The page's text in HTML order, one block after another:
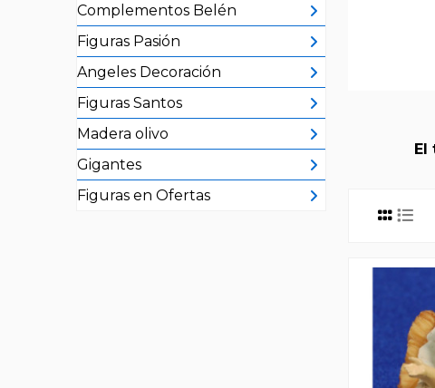
El
Complementos Belén
Figuras Pasión
Angeles Decoración
Figuras Santos
Madera olivo
Gigantes
Figuras en Ofertas